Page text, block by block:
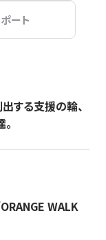
ート
する支援の輪、
WALK